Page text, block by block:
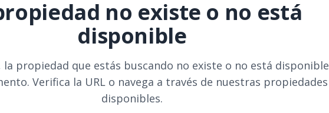
no existe o no está
disponible
propiedad que estás buscando no existe o no está disponible
Verifica la URL o navega a través de nuestras propiedades
disponibles.